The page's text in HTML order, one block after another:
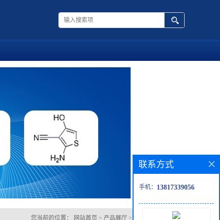
您当前的位置： 网站首页 > 产品展厅 >2,3,5,6-四氟苯甲醚
联系方式
手机： 13817339056